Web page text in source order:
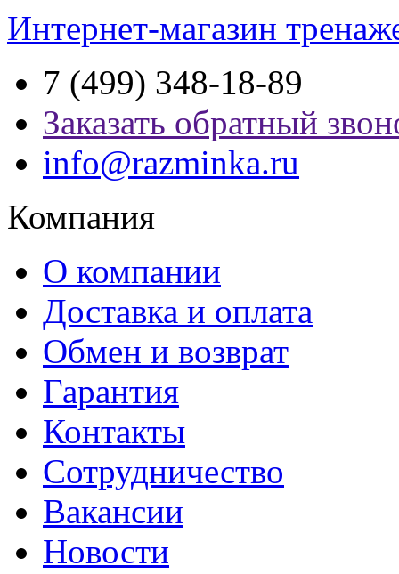
Интернет-магазин
7 (499) 348-18-89
Заказать обратный
info@razminka.ru
Компания
О компании
Доставка и оплата
Обмен и возврат
Гарантия
Контакты
Сотрудничество
Вакансии
Новости